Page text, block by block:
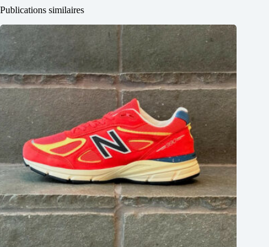
Publications similaires